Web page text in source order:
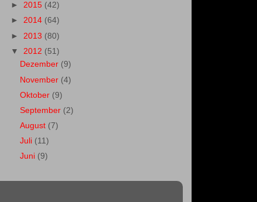
► 2015 (42)
► 2014 (64)
► 2013 (80)
▼ 2012 (51)
Dezember (9)
November (4)
Oktober (9)
September (2)
August (7)
Juli (11)
Juni (9)